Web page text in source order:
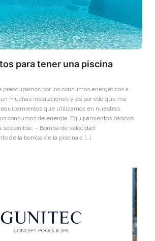
para tener una piscina
por los consumos energéticos a
muchas instalaciones y es por ello que me
que utilizamos en nuestras
consumos de energía. Equipamientos básicos
sostenible: – Bomba de velocidad
de la bomba de la piscina a […]